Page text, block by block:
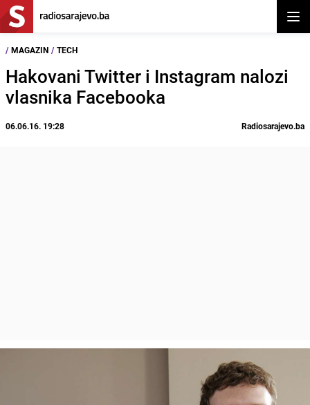
/ MAGAZIN / TECH
Hakovani Twitter i Instagram nalozi
vlasnika Facebooka
06.06.16. 19:28 Radiosarajevo.ba